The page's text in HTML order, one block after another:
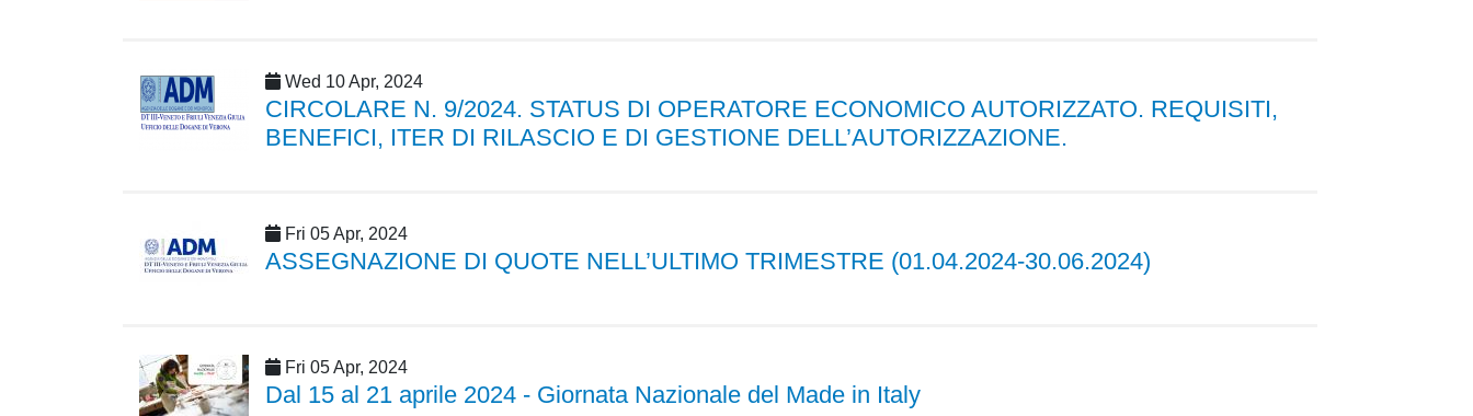
Wed 10 Apr, 2024
CIRCOLARE N. 9/2024. STATUS DI OPERATORE ECONOMICO AUTORIZZATO. REQUISITI,
BENEFICI, ITER DI RILASCIO E DI GESTIONE DELL’AUTORIZZAZIONE.
Fri 05 Apr, 2024
ASSEGNAZIONE DI QUOTE NELL’ULTIMO TRIMESTRE (01.04.2024-30.06.2024)
Fri 05 Apr, 2024
Dal 15 al 21 aprile 2024 - Giornata Nazionale del Made in Italy